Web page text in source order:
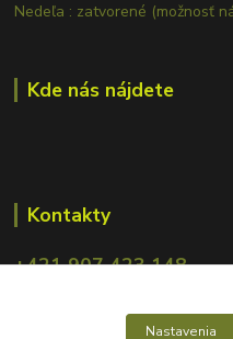
Nedeľa : zatvorené (možnosť
Kde nás nájdete
Kontakty
+421 907 423 148
obchod.mrcarp@gmail.com
Nastavenia